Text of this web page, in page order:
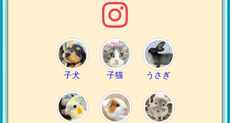
子犬 子猫 うさぎ